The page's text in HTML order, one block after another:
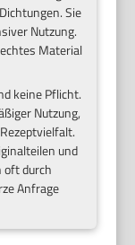
Sie
Nutzung.
Material
keine Pflicht.
Nutzung,
und
oft durch
Anfrage